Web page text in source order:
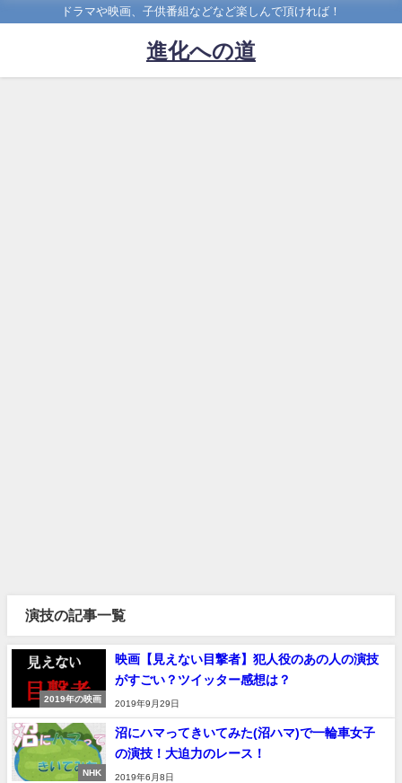
ドラマや映画、子供番組などなど楽しんで頂ければ！
進化への道
演技の記事一覧
2019年の映画
映画【見えない目撃者】犯人役のあの人の演技
がすごい？ツイッター感想は？
2019年9月29日
NHK
沼にハマってきいてみた(沼ハマ)で一輪車女子
の演技！大迫力のレース！
2019年6月8日